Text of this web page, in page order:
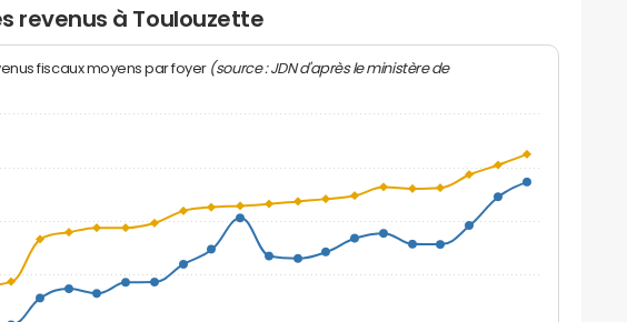
revenus à Toulouzette
fiscaux moyens par foyer (source : JDN d'après le ministère de